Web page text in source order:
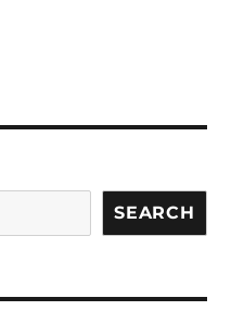
SEARCH